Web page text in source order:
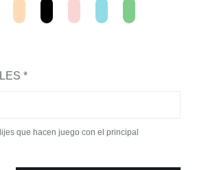
*
que hacen juego con el principal